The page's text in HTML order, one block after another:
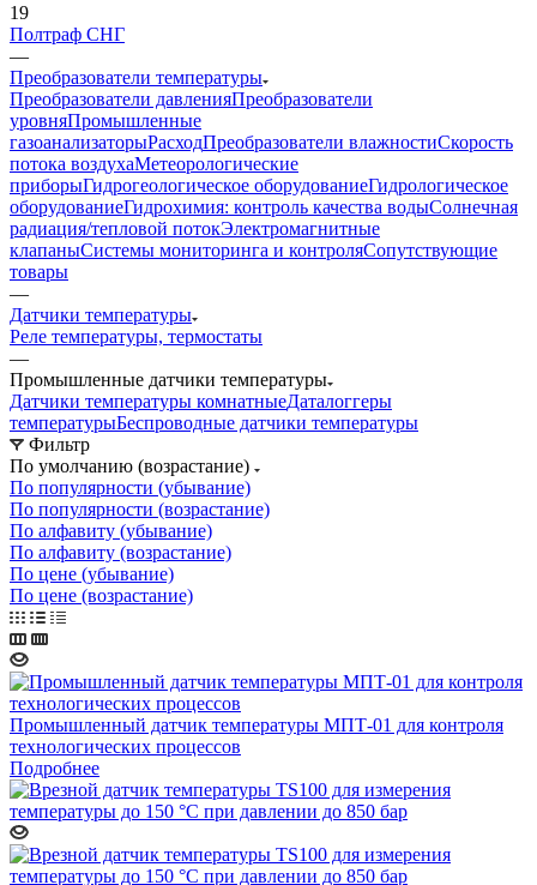
19
Полтраф СНГ
—
Преобразователи температуры
Преобразователи давленияПреобразователи
уровняПромышленные
газоанализаторыРасходПреобразователи влажностиСкорость
потока воздухаМетеорологические
приборыГидрогеологическое оборудованиеГидрологическое
оборудованиеГидрохимия: контроль качества водыСолнечная
радиация/тепловой потокЭлектромагнитные
клапаныСистемы мониторинга и контроляСопутствующие
товары
—
Датчики температуры
Реле температуры, термостаты
—
Промышленные датчики температуры
Датчики температуры комнатныеДаталоггеры
температурыБеспроводные датчики температуры
Фильтр
По умолчанию (возрастание)
По популярности (убывание)
По популярности (возрастание)
По алфавиту (убывание)
По алфавиту (возрастание)
По цене (убывание)
По цене (возрастание)
Промышленный датчик температуры МПТ-01 для контроля
технологических процессов
Подробнее